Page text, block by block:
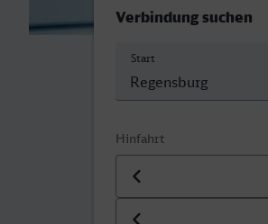
Verbindung suchen
Start
Hinfahrt
Datum der Hinfahrt
Uhrzeit der Hinfahrt